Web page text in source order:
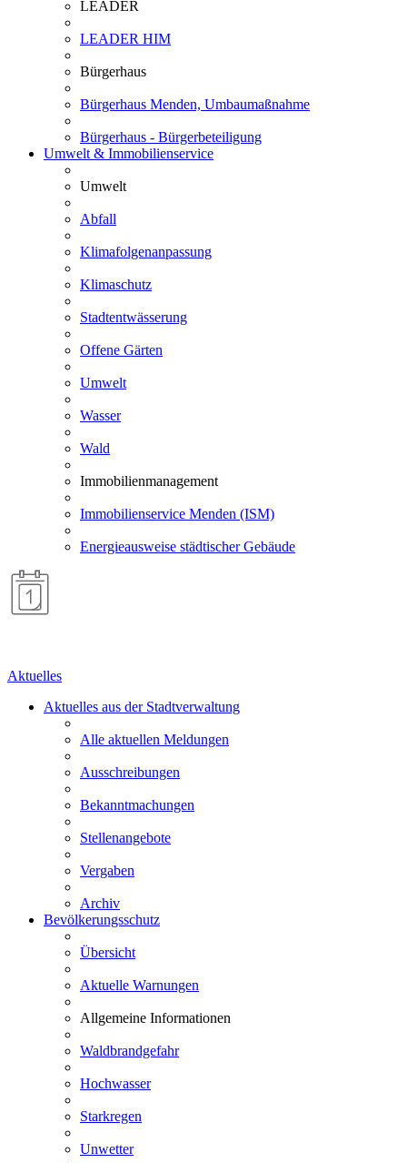
LEADER
LEADER HIM
Bürgerhaus
Bürgerhaus Menden, Umbaumaßnahme
Bürgerhaus - Bürgerbeteiligung
Umwelt & Immobilienservice
Umwelt
Abfall
Klimafolgenanpassung
Klimaschutz
Stadtentwässerung
Offene Gärten
Umwelt
Wasser
Wald
Immobilienmanagement
Immobilienservice Menden (ISM)
Energieausweise städtischer Gebäude
Aktuelles
Aktuelles aus der Stadtverwaltung
Alle aktuellen Meldungen
Ausschreibungen
Bekanntmachungen
Stellenangebote
Vergaben
Archiv
Bevölkerungsschutz
Übersicht
Aktuelle Warnungen
Allgemeine Informationen
Waldbrandgefahr
Hochwasser
Starkregen
Unwetter